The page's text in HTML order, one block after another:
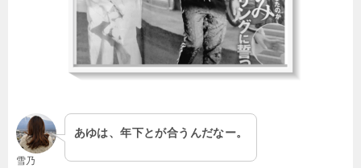
雪乃
あゆは、年下とが合うんだなー。